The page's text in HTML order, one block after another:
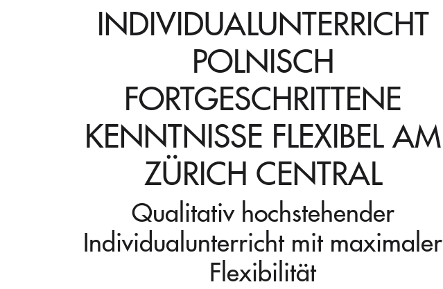
INDIVIDUALUNTERRICHT
POLNISCH
FORTGESCHRITTENE
KENNTNISSE FLEXIBEL AM
ZÜRICH CENTRAL
Qualitativ hochstehender
Individualunterricht mit maximaler
Flexibilität